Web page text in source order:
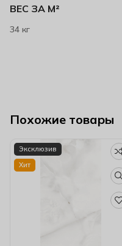
ВЕС ЗА М²
34 кг
Похожие товары
Эксклюзив
Хит